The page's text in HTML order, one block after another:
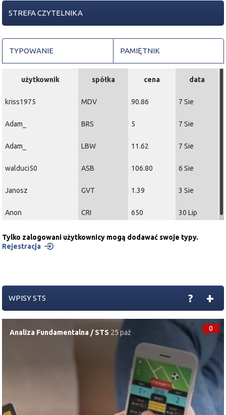
STREFA CZYTELNIKA
TYPOWANIE PAMIĘTNIK
użytkownik spółka cena data
kriss1975 MDV 90.86 7 Sie
Adam_ BRS 5 7 Sie
Adam_ LBW 11.62 7 Sie
walduci50 ASB 106.80 6 Sie
Janosz GVT 1.39 3 Sie
Anon CRI 650 30 Lip
Tylko zalogowani użytkownicy mogą dodawać swoje typy.
Rejestracja
WPISY STS +
?
0
Analiza Fundamentalna /STS 25 paź